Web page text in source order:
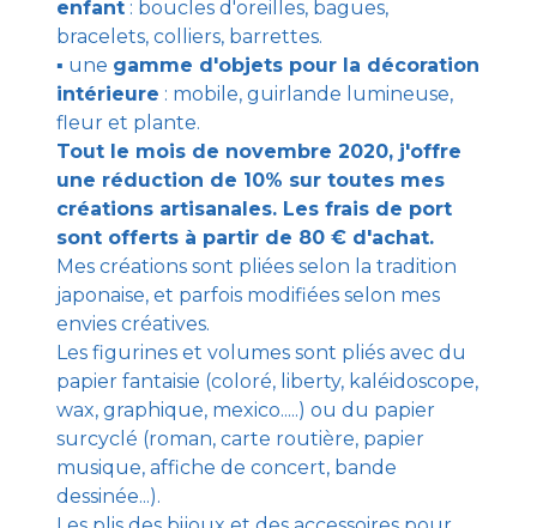
enfant : boucles d'oreilles, bagues,
bracelets, colliers, barrettes.
▪︎ une gamme d'objets pour la décoration
intérieure : mobile, guirlande lumineuse,
fleur et plante.
Tout le mois de novembre 2020, j'offre
une réduction de 10% sur toutes mes
créations artisanales. Les frais de port
sont offerts à partir de 80 € d'achat.
Mes créations sont pliées selon la tradition
japonaise, et parfois modifiées selon mes
envies créatives.
Les figurines et volumes sont pliés avec du
papier fantaisie (coloré, liberty, kaléidoscope,
wax, graphique, mexico.....) ou du papier
surcyclé (roman, carte routière, papier
musique, affiche de concert, bande
dessinée...).